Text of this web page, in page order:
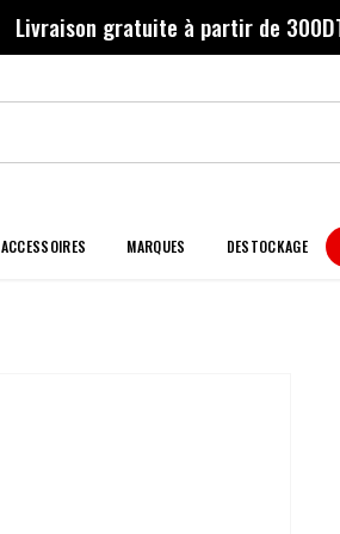
Livraison gratuite à partir de
ACCESSOIRES MARQUES DESTOCKAGE